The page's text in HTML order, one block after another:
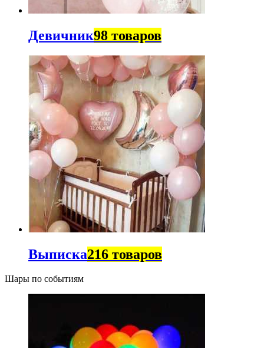
Девичник98 товаров
Выписка216 товаров
Шары по событиям